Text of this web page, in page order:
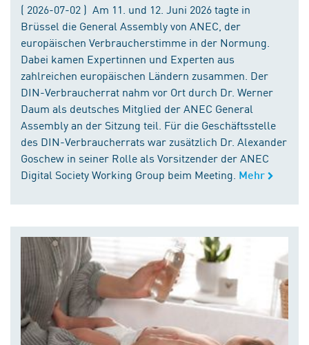
( 2026-07-02 ) Am 11. und 12. Juni 2026 tagte in
Brüssel die General Assembly von ANEC, der
europäischen Verbraucherstimme in der Normung.
Dabei kamen Expertinnen und Experten aus
zahlreichen europäischen Ländern zusammen. Der
DIN-Verbraucherrat nahm vor Ort durch Dr. Werner
Daum als deutsches Mitglied der ANEC General
Assembly an der Sitzung teil. Für die Geschäftsstelle
des DIN-Verbraucherrats war zusätzlich Dr. Alexander
Goschew in seiner Rolle als Vorsitzender der ANEC
Digital Society Working Group beim Meeting. Mehr